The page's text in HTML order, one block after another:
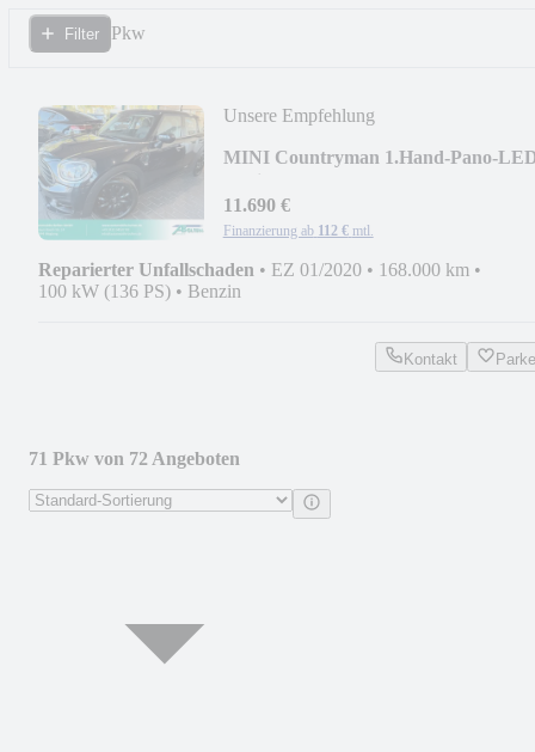
Filter Pkw
Unsere Empfehlung
MINI Countryman 1.Hand-Pano-
11.690 €
Finanzierung ab 112 € mtl.
Reparierter Unfallschaden • EZ 01/2020 • 168.000 km •
100 kW (136 PS) • Benzin
Kontakt
71 Pkw von 72 Angeboten